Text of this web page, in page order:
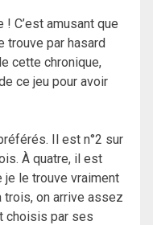
C’est amusant que
trouve par hasard
cette chronique,
ce jeu pour avoir
Il est n°2 sur
À quatre, il est
je le trouve vraiment
trois, on arrive assez
choisis par ses